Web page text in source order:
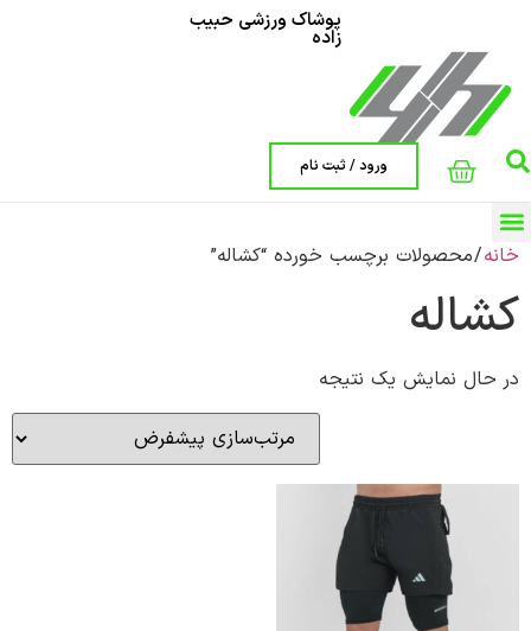
پوشاک ورزشی حبیب
زاده
ورود / ثبت نام
خانه/ محصولات برچسب خورده “کشاله”
کشاله
در حال نمایش یک نتیجه